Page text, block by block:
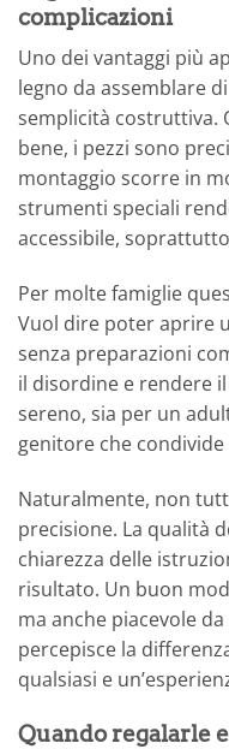
complicazioni
Uno dei vantaggi più
legno da assemblare
semplicità costruttiva.
bene, i pezzi sono
montaggio scorre in
strumenti speciali
accessibile,
Per molte famiglie
Vuol dire poter aprire
senza preparazioni
il disordine e rendere
sereno, sia per un
genitore che
Naturalmente, non
precisione. La qualità
chiarezza delle
risultato. Un buon
ma anche piacevole
percepisce la
qualsiasi e
Quando regalarle